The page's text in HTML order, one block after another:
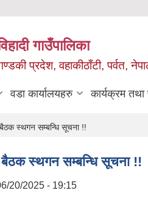
गाउँपालिका
प्रदेश, वहाकीठाँटी, पर्वत,
वडा कार्यालयहरु कार्यक्रम तथा
स्थगन सम्बन्धि सूचना !!
बैठक स्थगन सम्बन्धि सूचना !!
20/2025 - 19:15